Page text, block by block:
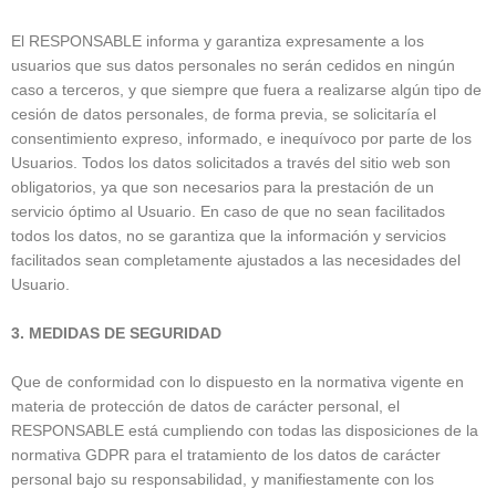
El RESPONSABLE informa y garantiza expresamente a los
usuarios que sus datos personales no serán cedidos en ningún
caso a terceros, y que siempre que fuera a realizarse algún tipo de
cesión de datos personales, de forma previa, se solicitaría el
consentimiento expreso, informado, e inequívoco por parte de los
Usuarios. Todos los datos solicitados a través del sitio web son
obligatorios, ya que son necesarios para la prestación de un
servicio óptimo al Usuario. En caso de que no sean facilitados
todos los datos, no se garantiza que la información y servicios
facilitados sean completamente ajustados a las necesidades del
Usuario.
3. MEDIDAS DE SEGURIDAD
Que de conformidad con lo dispuesto en la normativa vigente en
materia de protección de datos de carácter personal, el
RESPONSABLE está cumpliendo con todas las disposiciones de la
normativa GDPR para el tratamiento de los datos de carácter
personal bajo su responsabilidad, y manifiestamente con los